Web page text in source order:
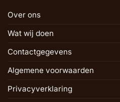
Over ons
Wat wij doen
Contactgegevens
Algemene voorwaarden
Privacyverklaring